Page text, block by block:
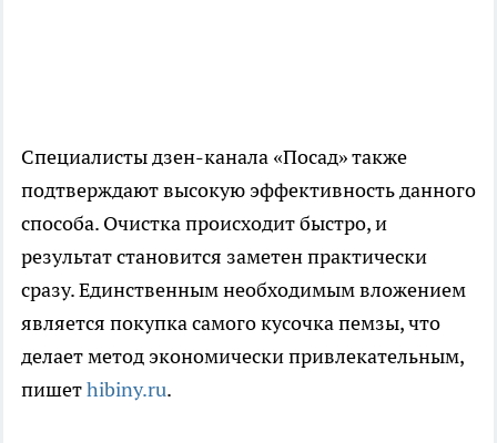
Специалисты дзен-канала «Посад» также
подтверждают высокую эффективность данного
способа. Очистка происходит быстро, и
результат становится заметен практически
сразу. Единственным необходимым вложением
является покупка самого кусочка пемзы, что
делает метод экономически привлекательным,
пишетhibiny.ru.